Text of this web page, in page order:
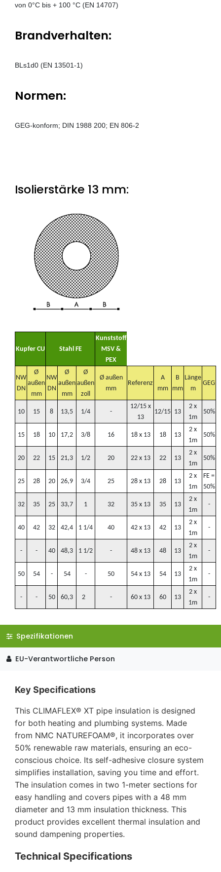
von 0°C bis + 100 °C (EN 14707)
Brandverhalten:
BLs1d0 (EN 13501-1)
Normen:
GEG-konform; DIN 1988 200; EN 806-2
Isolierstärke 13 mm:
Kupfer CU Stahl FE
Kunststoff
MSV &
PEX
NW
DN
Ø
außen
mm
NW
DN
Ø
außen
mm
Ø
außen
zoll
Ø außen
mm
Referenz
A
mm
B
mm
Länge
m
GEG
10 15 8 13,5 1/4 -
12/15 x
13
12/15 13
2 x
1m
50%
15 18 10 17,2 3/8 16 18 x 13 18 13
2 x
1m
50%
20 22 15 21,3 1/2 20 22 x 13 22 13
2 x
1m
50%
25 28 20 26,9 3/4 25 28 x 13 28 13
2 x
1m
FE =
50%
32 35 25 33,7 1 32 35 x 13 35 13
2 x
1m
-
40 42 32 42,4 1 1/4 40 42 x 13 42 13
2 x
1m
-
- - 40 48,3 1 1/2 - 48 x 13 48 13
2 x
1m
-
50 54 - 54 - 50 54 x 13 54 13
2 x
1m
-
- - 50 60,3 2 - 60 x 13 60 13
2 x
1m
-
Spezifikationen
EU-Verantwortliche Person
Key Specifications
This CLIMAFLEX® XT pipe insulation is designed
for both heating and plumbing systems. Made
from NMC NATUREFOAM®, it incorporates over
50% renewable raw materials, ensuring an eco-
conscious choice. Its self-adhesive closure system
simplifies installation, saving you time and effort.
The insulation comes in two 1-meter sections for
easy handling and covers pipes with a 48 mm
diameter and 13 mm insulation thickness. This
product provides excellent thermal insulation and
sound dampening properties.
Technical Specifications